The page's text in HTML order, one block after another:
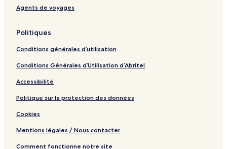
Agents de voyages
Politiques
Conditions générales d’utilisation
Conditions Générales d’Utilisation d’Abritel
Accessibilité
Politique sur la protection des données
Cookies
Mentions légales / Nous contacter
Comment fonctionne notre site